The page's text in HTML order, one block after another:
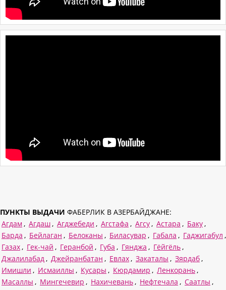
ПУНКТЫ ВЫДАЧИ ФАБЕРЛИК В АЗЕРБАЙДЖАНЕ:
Агдам , Агдаш , Агджебеди , Агстафа , Агсу , Астара , Баку ,
Барда , Бейлаган , Белоканы , Биласувар , Габала , Гаджигабул ,
Газах , Гек-чай , Геранбой , Губа , Гянджа , Гёйгёль ,
Джалилабад , Джейранбатан , Евлах , Закаталы , Зярдаб ,
Имишли , Исмаиллы , Кусары , Кюрдамир , Ленкорань ,
Масаллы , Мингечевир , Нахичевань , Нефтечала , Саатлы ,